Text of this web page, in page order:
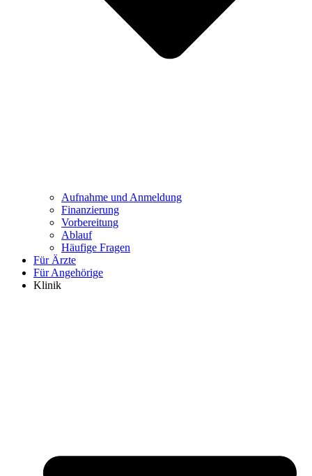
Aufnahme und Anmeldung
Finanzierung
Vorbereitung
Ablauf
Häufige Fragen
Für Ärzte
Für Angehörige
Klinik